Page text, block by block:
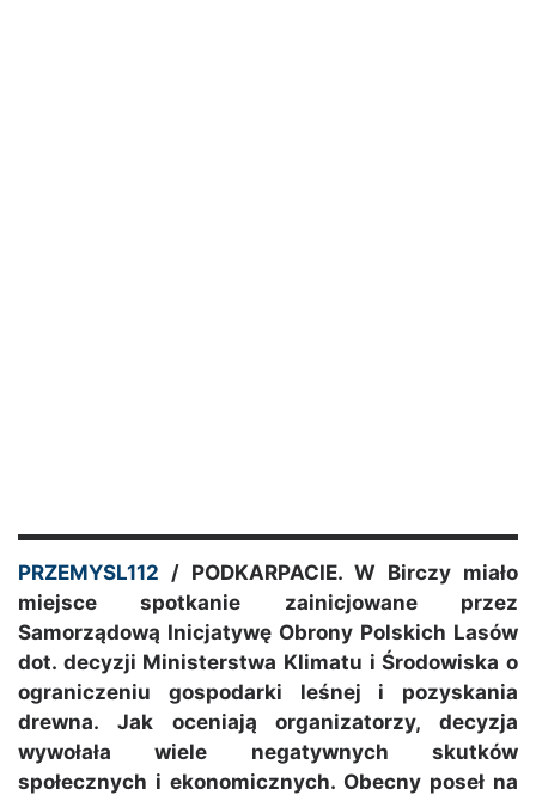
PRZEMYSL112 / PODKARPACIE. W Birczy miało
miejsce spotkanie zainicjowane przez
Samorządową Inicjatywę Obrony Polskich Lasów
dot. decyzji Ministerstwa Klimatu i Środowiska o
ograniczeniu gospodarki leśnej i pozyskania
drewna. Jak oceniają organizatorzy, decyzja
wywołała wiele negatywnych skutków
społecznych i ekonomicznych. Obecny poseł na